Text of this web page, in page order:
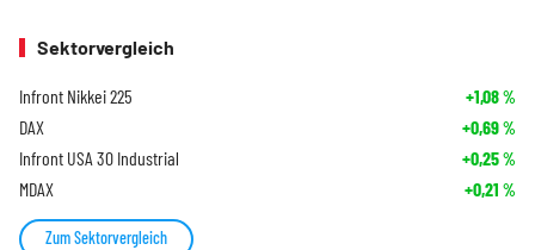
Sektorvergleich
Infront Nikkei 225 +1,08%
DAX +0,69%
Infront USA 30 Industrial +0,25%
MDAX +0,21 %
Zum Sektorvergleich